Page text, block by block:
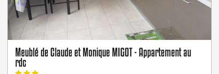
Meublé de Claude et Monique MIGOT - Appartement au
rdc